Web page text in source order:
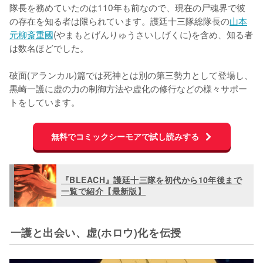
隊長を務めていたのは110年も前なので、現在の尸魂界で彼
の存在を知る者は限られています。護廷十三隊総隊長の山本
元柳斎重國(やまもとげんりゅうさいしげくに)を含め、知る者
は数名ほどでした。
破面(アランカル)篇では死神とは別の第三勢力として登場し、
黒崎一護に虚の力の制御方法や虚化の修行などの様々サポー
トをしています。
無料でコミックシーモアで試し読みする
『BLEACH』護廷十三隊を初代から10年後まで
一覧で紹介【最新版】
一護と出会い、虚(ホロウ)化を伝授